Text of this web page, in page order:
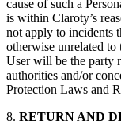
cause of such a
is within Claroty’s
not apply to incidents
otherwise unrelated
User will be the party
authorities and/or
Protection Laws and
8. RETURN AND